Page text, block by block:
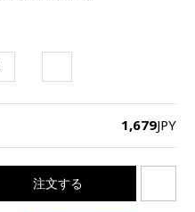
1,679JPY
注文する